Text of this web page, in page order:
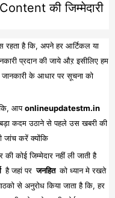
की जिम्मेदारी
रहता है कि, अपने हर आर्टिकल या
प्रदान की जाये औऱ इसीलिए हम
जानकारी के आधार पर सूचना को
आपonlineupdatestm.in
कदम उठाने से पहले उस खबरी की
जांच करें क्योंकि
की कोई जिम्मेदार नहीं ली जाती है
है जहां पर जनहित को ध्यान मे रखते
से अनुरोध किया जाता है कि, हर